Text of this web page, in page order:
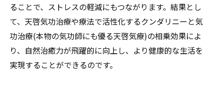
ることで、ストレスの軽減にもつながります。結果とし
て、天啓気功治療や療法で活性化するクンダリニーと気
功治療(本物の気功師にも優る天啓気療)の相乗効果によ
り、自然治癒力が飛躍的に向上し、より健康的な生活を
実現することができるのです。